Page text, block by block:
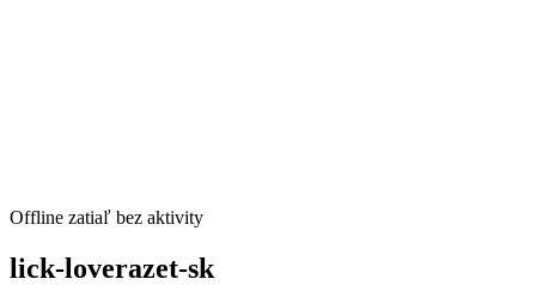
Offline zatiaľ bez aktivity
lick-loverazet-sk